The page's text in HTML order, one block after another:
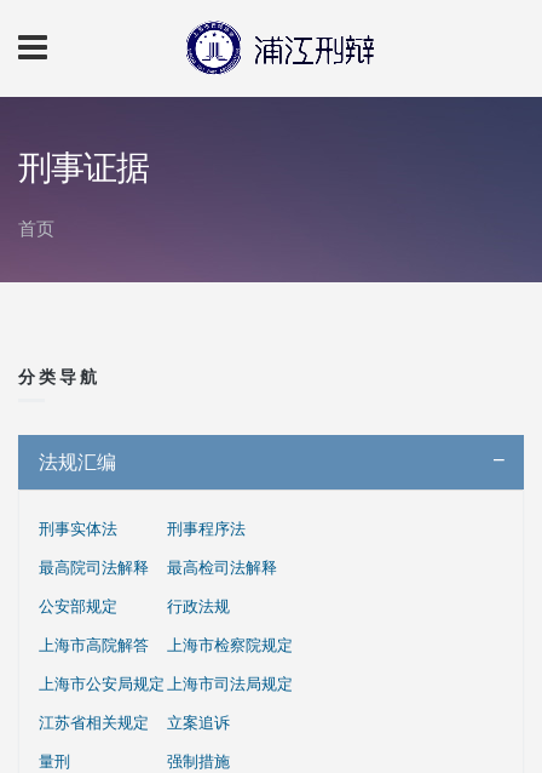
刑事证据
首页
分类导航
法规汇编
刑事实体法
刑事程序法
最高院司法解释
最高检司法解释
公安部规定
行政法规
上海市高院解答
上海市检察院规定
上海市公安局规定上海市司法局规定
江苏省相关规定
立案追诉
量刑
强制措施